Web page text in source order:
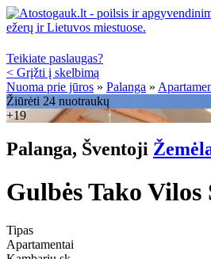
Teikiate paslaugas?
< Grįžti į skelbimą
Nuoma prie jūros » Palanga »
Žiūrėti 24 nuotraukų
+19
Palanga, Šventoji
Gulbės Tako
Tipas
Apartamentai